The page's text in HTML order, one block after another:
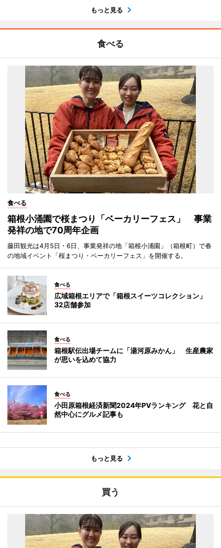
もっと見る
食べる
食べる
箱根小涌園で桜まつり「ベーカリーフェス」 事業
発祥の地で70周年企画
藤田観光は4月5日・6日、事業発祥の地「箱根小涌園」（箱根町）で春
の地域イベント「桜まつり・ベーカリーフェス」を開催する。
食べる
広域箱根エリアで「箱根スイーツコレクション」
32店舗参加
食べる
箱根駅伝出場チームに「湯河原みかん」 生産農家
が思いを込めて協力
食べる
小田原箱根経済新聞2024年PVランキング 花と自
然中心にグルメ記事も
もっと見る
買う